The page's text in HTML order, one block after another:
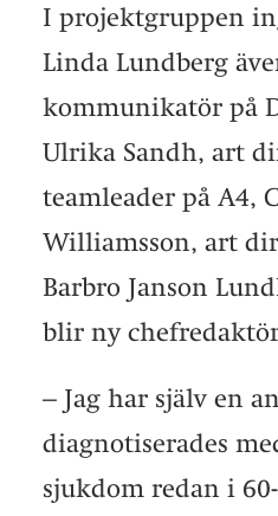
I projektgruppen
Linda Lundberg
kommunikatör på
Ulrika Sandh, art
teamleader på A4,
Williamsson, art
Barbro Janson
blir ny
– Jag har själv en
diagnotiserades
sjukdom redan i